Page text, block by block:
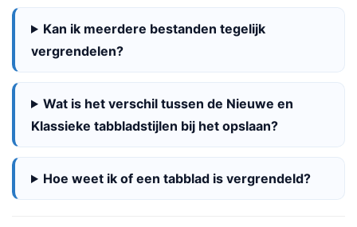
Kan ik meerdere bestanden tegelijk
vergrendelen?
Wat is het verschil tussen de Nieuwe en
Klassieke tabbladstijlen bij het opslaan?
Hoe weet ik of een tabblad is vergrendeld?